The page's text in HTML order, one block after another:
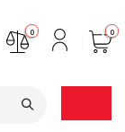
0
0